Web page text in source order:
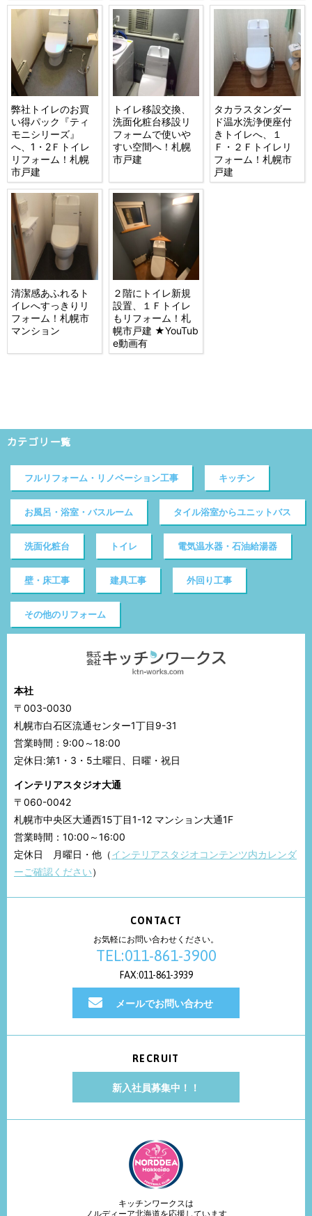
弊社トイレのお買
い得パック『ティ
モニシリーズ』
へ、1・2Ｆトイレ
リフォーム！札幌
市戸建
トイレ移設交換、
洗面化粧台移設リ
フォームで使いや
すい空間へ！札幌
市戸建
タカラスタンダー
ド温水洗浄便座付
きトイレへ、１
Ｆ・２Ｆトイレリ
フォーム！札幌市
戸建
清潔感あふれるト
イレへすっきりリ
フォーム！札幌市
マンション
２階にトイレ新規
設置、１Ｆトイレ
もリフォーム！札
幌市戸建 ★YouTub
e動画有
カテゴリ一覧
フルリフォーム・リノベーション工事 キッチン
お風呂・浴室・バスルーム タイル浴室からユニットバス
洗面化粧台 トイレ 電気温水器・石油給湯器
壁・床工事 建具工事 外回り工事
その他のリフォーム
本社
〒003-0030
札幌市白石区流通センター1丁目9-31
営業時間：9:00～18:00
定休日:第1・3・5土曜日、日曜・祝日
インテリアスタジオ大通
〒060-0042
札幌市中央区大通西15丁目1-12 マンション大通1F
営業時間：10:00～16:00
定休日 月曜日・他（インテリアスタジオコンテンツ内カレンダ
ーご確認ください）
CONTACT
お気軽にお問い合わせください。
TEL:011-861-3900
FAX:011-861-3939
メールでお問い合わせ
RECRUIT
新入社員募集中！！
キッチンワークスは
ノルディーア北海道を応援しています